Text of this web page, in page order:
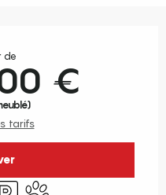
de
€
tarifs
Animaux acceptés